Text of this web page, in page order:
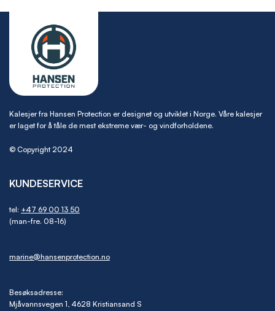
Kalesjer fra Hansen Protection er designet og utviklet i Norge. Våre kalesjer
er laget for å tåle de mest ekstreme vær- og vindforholdene.
© Copyright 2024
KUNDESERVICE
tel: +47 69 00 13 50
(man-fre. 08-16)
marine@hansenprotection.no
Besøksadresse:
Mjåvannsvegen 1, 4628 Kristiansand S